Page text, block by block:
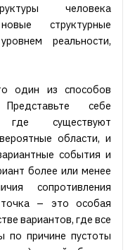
человека
структурные
реальности,
один из способов
себе
где существуют
области, и
события и
более или менее
сопротивления
– это особая
вариантов, где все
по причине пустоты